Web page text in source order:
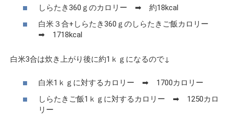
しらたき360ｇのカロリー ➡ 約18kcal
白米３合+しらたき360ｇのしらたきご飯カロリー
➡ 1718kcal
白米3合は炊き上がり後に約1ｋｇになるので↓
白米1ｋｇに対するカロリー ➡ 1700カロリー
しらたきご飯1ｋｇに対するカロリー ➡ 1250カロ
リー